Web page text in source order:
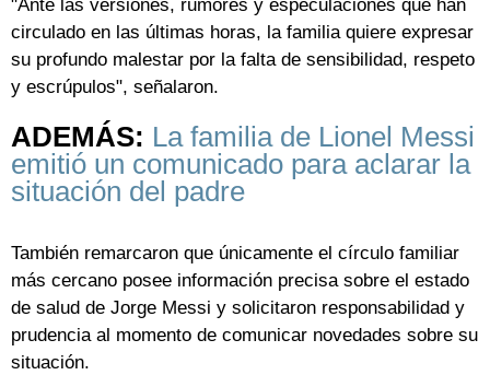
"Ante las versiones, rumores y especulaciones que han
circulado en las últimas horas, la familia quiere expresar
su profundo malestar por la falta de sensibilidad, respeto
y escrúpulos", señalaron.
ADEMÁS: La familia de Lionel Messi
emitió un comunicado para aclarar la
situación del padre
También remarcaron que únicamente el círculo familiar
más cercano posee información precisa sobre el estado
de salud de Jorge Messi y solicitaron responsabilidad y
prudencia al momento de comunicar novedades sobre su
situación.